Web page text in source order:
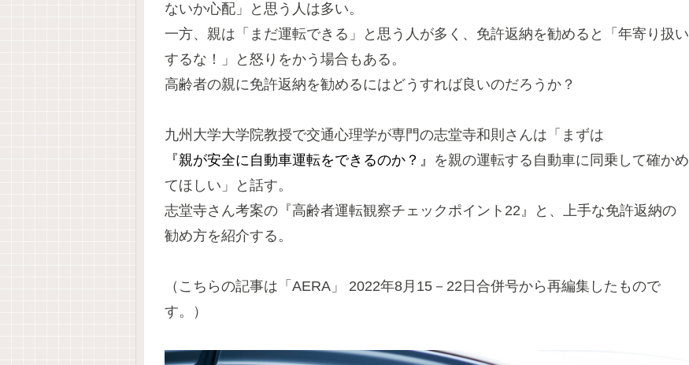
ないか心配」と思う人は多い。
一方、親は「まだ運転できる」と思う人が多く、免許返納を勧めると「年寄り扱い
するな！」と怒りをかう場合もある。
高齢者の親に免許返納を勧めるにはどうすれば良いのだろうか？
九州大学大学院教授で交通心理学が専門の志堂寺和則さんは「まずは
『親が安全に自動車運転をできるのか？』 を親の運転する自動車に同乗して確かめ
てほしい」と話す。
志堂寺さん考案の『高齢者運転観察チェックポイント22』と、上手な免許返納の
勧め方を紹介する。
（こちらの記事は「AERA」 2022年8月15－22日合併号から再編集したもので
す。）